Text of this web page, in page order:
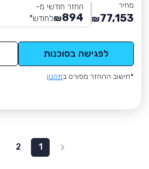
מחיר
77,153
₪
החזר חודשי מ-
894
₪לחודש*
לפגישה בסוכנות
*חישוב ההחזר מפורט בתקנון
1
2